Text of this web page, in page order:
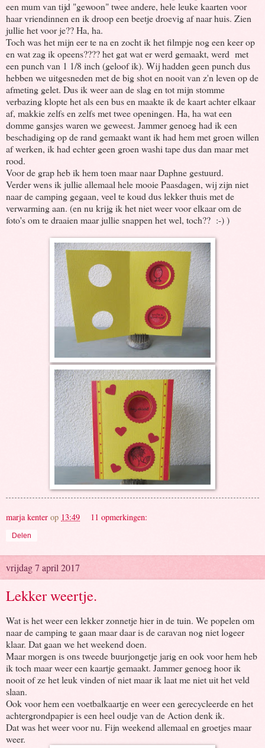
een mum van tijd "gewoon" twee andere, hele leuke kaarten voor
haar vriendinnen en ik droop een beetje droevig af naar huis. Zien
jullie het voor je?? Ha, ha.
Toch was het mijn eer te na en zocht ik het filmpje nog een keer op
en wat zag ik opeens???? het gat wat er werd gemaakt, werd met
een punch van 1 1/8 inch (geloof ik). Wij hadden geen punch dus
hebben we uitgesneden met de big shot en nooit van z'n leven op de
afmeting gelet. Dus ik weer aan de slag en tot mijn stomme
verbazing klopte het als een bus en maakte ik de kaart achter elkaar
af, makkie zelfs en zelfs met twee openingen. Ha, ha wat een
domme gansjes waren we geweest. Jammer genoeg had ik een
beschadiging op de rand gemaakt want ik had hem met groen willen
af werken, ik had echter geen groen washi tape dus dan maar met
rood.
Voor de grap heb ik hem toen maar naar Daphne gestuurd.
Verder wens ik jullie allemaal hele mooie Paasdagen, wij zijn niet
naar de camping gegaan, veel te koud dus lekker thuis met de
verwarming aan. (en nu krijg ik het niet weer voor elkaar om de
foto's om te draaien maar jullie snappen het wel, toch?? :-) )
marja kenter op 13:49 11 opmerkingen:
Delen
vrijdag 7 april 2017
Lekker weertje.
Wat is het weer een lekker zonnetje hier in de tuin. We popelen om
naar de camping te gaan maar daar is de caravan nog niet logeer
klaar. Dat gaan we het weekend doen.
Maar morgen is ons tweede buurjongetje jarig en ook voor hem heb
ik toch maar weer een kaartje gemaakt. Jammer genoeg hoor ik
nooit of ze het leuk vinden of niet maar ik laat me niet uit het veld
slaan.
Ook voor hem een voetbalkaartje en weer een gerecycleerde en het
achtergrondpapier is een heel oudje van de Action denk ik.
Dat was het weer voor nu. Fijn weekend allemaal en groetjes maar
weer.